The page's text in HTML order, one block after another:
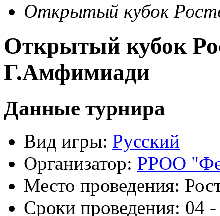
Открытый кубок
Открытый кубок
Г.Амфимиади
Данные турнира
Вид игры: Русский
Организатор: РРОО
Место проведения:
Сроки проведения: 04